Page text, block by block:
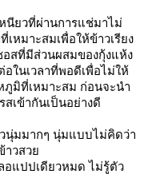
นียวที่ผ่านการแช่มาไม่
เหมาะสมเพื่อให้ข้าวเรียง
สที่มีส่วนผสมของกุ้งแห้ง
อในเวลาที่พอดีเพื่อไม่ให้
มิที่เหมาะสม ก่อนจะนำ
เข้ากันเป็นอย่างดี
นุ่มมากๆ นุ่มแบบไม่คิดว่า
าวสว
อแปปเดียวหมด ไม่รู้ตัว